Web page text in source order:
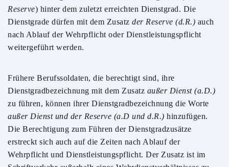
Reserve) hinter dem zuletzt erreichten Dienstgrad. Die
Dienstgrade dürfen mit dem Zusatz der Reserve (d.R.) auch
nach Ablauf der Wehrpflicht oder Dienstleistungspflicht
weitergeführt werden.
Frühere Berufssoldaten, die berechtigt sind, ihre
Dienstgradbezeichnung mit dem Zusatz außer Dienst (a.D.)
zu führen, können ihrer Dienstgradbezeichnung die Worte
außer Dienst und der Reserve (a.D und d.R.) hinzufügen.
Die Berechtigung zum Führen der Dienstgradzusätze
erstreckt sich auch auf die Zeiten nach Ablauf der
Wehrpflicht und Dienstleistungspflicht. Der Zusatz ist im